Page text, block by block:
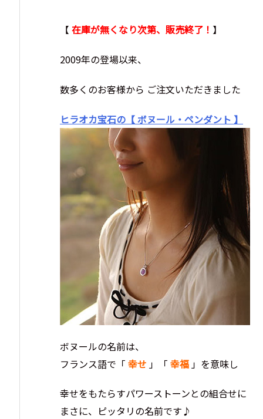
【 在庫が無くなり次第、販売終了！ 】
2009年の登場以来、
数多くのお客様から ご注文いただきました
ヒラオカ宝石の【 ボヌール・ペンダント 】
ボヌールの名前は、
フランス語で「 幸せ 」「 幸福 」を意味し
幸せをもたらすパワーストーンとの組合せに
まさに、ピッタリの名前です♪